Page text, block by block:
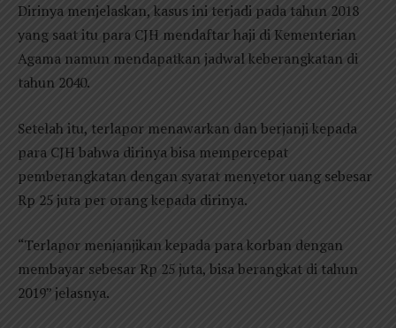
Dirinya menjelaskan, kasus ini terjadi pada tahun 2018
yang saat itu para CJH mendaftar haji di Kementerian
Agama namun mendapatkan jadwal keberangkatan di
tahun 2040.
Setelah itu, terlapor menawarkan dan berjanji kepada
para CJH bahwa dirinya bisa mempercepat
pemberangkatan dengan syarat menyetor uang sebesar
Rp 25 juta per orang kepada dirinya.
“Terlapor menjanjikan kepada para korban dengan
membayar sebesar Rp 25 juta, bisa berangkat di tahun
2019” jelasnya.